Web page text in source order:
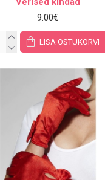
9.00€
LISA OSTUKORVI